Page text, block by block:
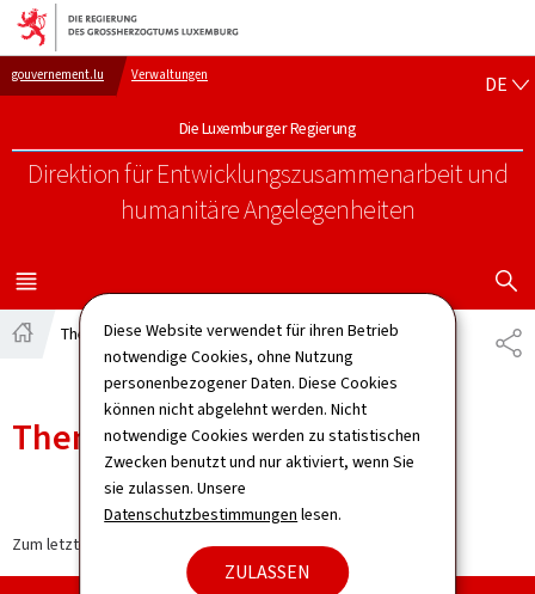
Diese Website verwendet für ihren Betrieb
notwendige Cookies, ohne Nutzung
personenbezogener Daten. Diese Cookies
können nicht abgelehnt werden. Nicht
notwendige Cookies werden zu statistischen
Zwecken benutzt und nur aktiviert, wenn Sie
sie zulassen. Unsere
Datenschutzbestimmungen lesen.
ZULASSEN
Zur Hauptnavigation
Zum Inhalt
gouvernement.lu Verwaltungen
Die Luxemburger Regierung
Direktion für Entwicklungszusammenarbeitund
humanitäre Angelegenheiten
DE
MENÜ
HAUPT-
Themen
Themen
Zum letzten Mal aktualisiert am21.02.2018